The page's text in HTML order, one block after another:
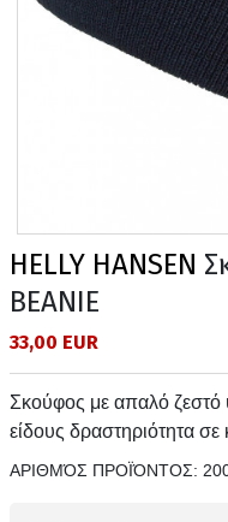
HELLY HANSEN
BEANIE
33,00 EUR
Σκούφος με απαλό ζεστό
είδους δραστηριότητα σε
ΑΡΙΘΜΌΣ ΠΡΟΪΌΝΤΟΣ: